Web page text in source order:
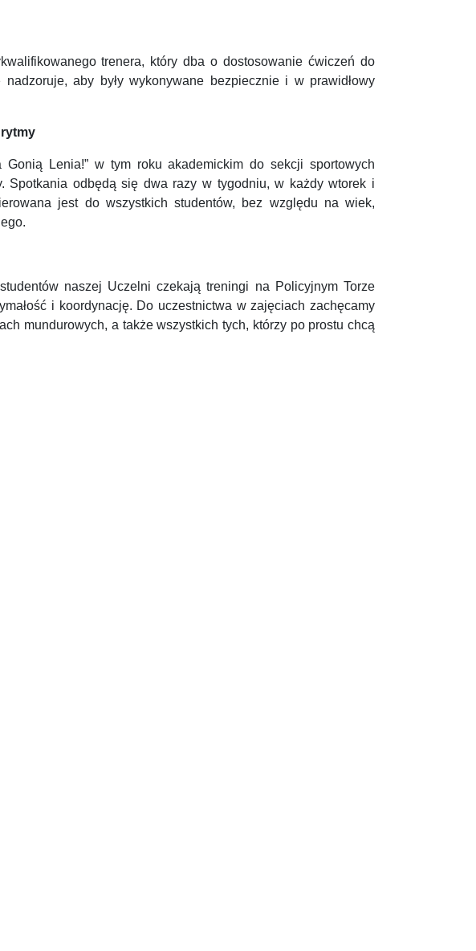
trenera, który dba o dostosowanie ćwiczeń do
aby były wykonywane bezpiecznie i w prawidłowy
Gonią Lenia!” w tym roku akademickim do sekcji sportowych
Spotkania odbędą się dwa razy w tygodniu, w każdy wtorek i
jest do wszystkich studentów, bez względu na wiek,
naszej Uczelni czekają treningi na Policyjnym Torze
i koordynację. Do uczestnictwa w zajęciach zachęcamy
mundurowych, a także wszystkich tych, którzy po prostu chcą